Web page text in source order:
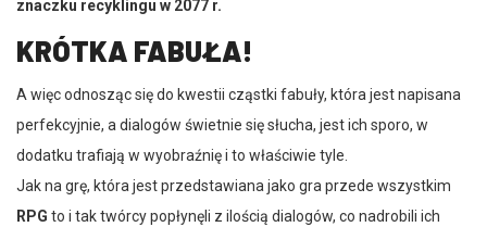
znaczku recyklingu w 2077 r.
KRÓTKA FABUŁA!
A więc odnosząc się do kwestii cząstki fabuły, która jest napisana
perfekcyjnie, a dialogów świetnie się słucha, jest ich sporo, w
dodatku trafiają w wyobraźnię i to właściwie tyle.
Jak na grę, która jest przedstawiana jako gra przede wszystkim
RPG to i tak twórcy popłynęli z ilością dialogów, co nadrobili ich